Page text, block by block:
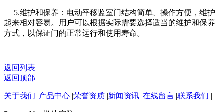
5.维护和保养：电动平移监室门结构简单、操作方便，维护
起来相对容易。用户可以根据实际需要选择适当的维护和保养
方式，以保证门的正常运行和使用寿命。
返回列表
返回顶部
关于我们 |产品中心 |荣誉资质 |新闻资讯 |在线留言 |联系我们 |